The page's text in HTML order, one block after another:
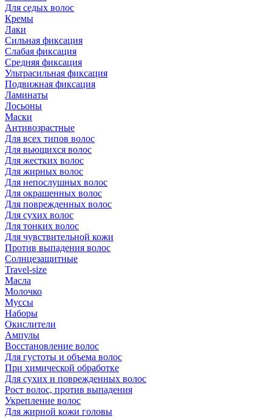
Для седых волос
Кремы
Лаки
Сильная фиксация
Слабая фиксация
Средняя фиксация
Ультрасильная фиксация
Подвижная фиксация
Ламинаты
Лосьоны
Маски
Антивозрастные
Для всех типов волос
Для вьющихся волос
Для жестких волос
Для жирных волос
Для непослушных волос
Для окрашенных волос
Для поврежденных волос
Для сухих волос
Для тонких волос
Для чувствительной кожи
Против выпадения волос
Солнцезащитные
Travel-size
Масла
Молочко
Муссы
Наборы
Окислители
Ампулы
Восстановление волос
Для густоты и объема волос
При химической обработке
Для сухих и поврежденных волос
Рост волос, против выпадения
Укрепление волос
Для жирной кожи головы